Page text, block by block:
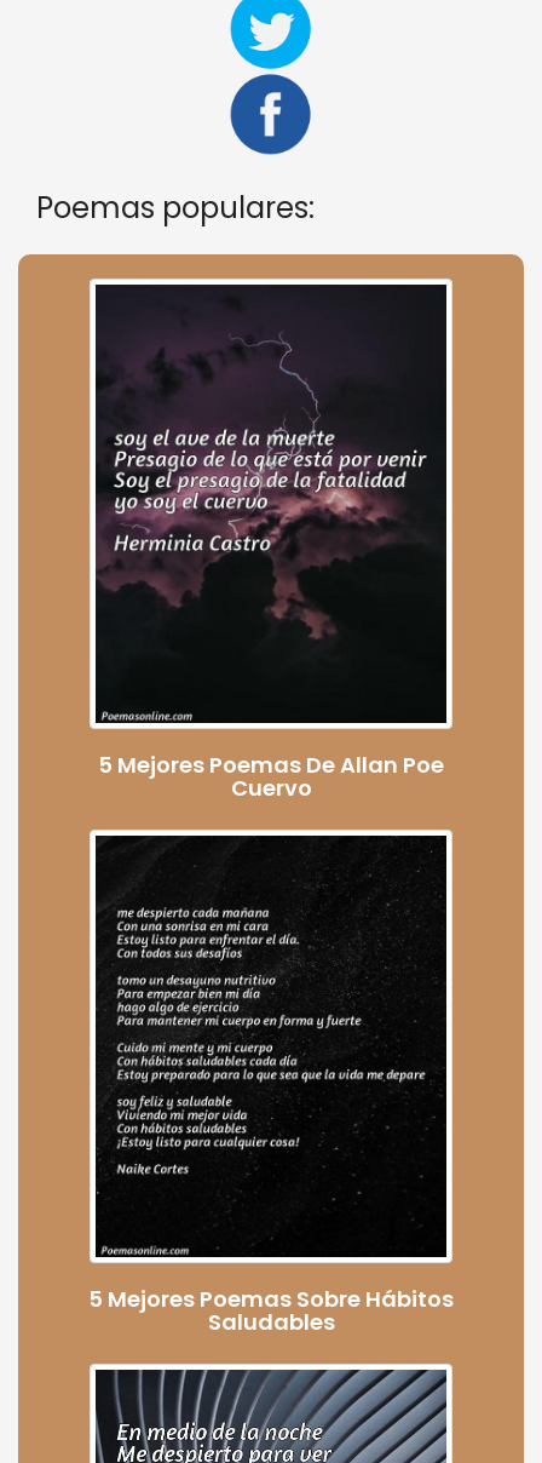
Poemas populares:
5 Mejores Poemas De Allan Poe
Cuervo
5 Mejores Poemas Sobre Hábitos
Saludables